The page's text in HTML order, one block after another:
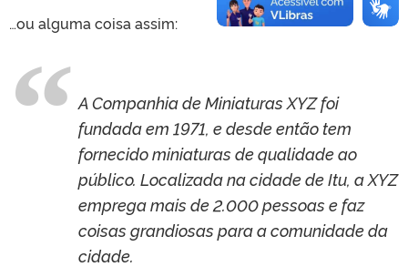
…ou alguma coisa assim:
A Companhia de Miniaturas XYZ foi
fundada em 1971, e desde então tem
fornecido miniaturas de qualidade ao
público. Localizada na cidade de Itu, a XYZ
emprega mais de 2.000 pessoas e faz
coisas grandiosas para a comunidade da
cidade.